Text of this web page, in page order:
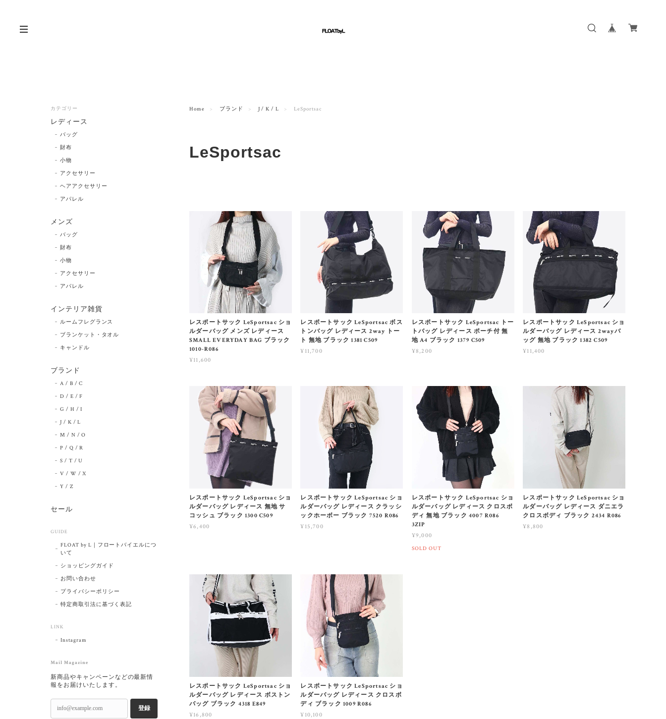
Home ブランド J / K / L LeSportsac
LeSportsac
レスポートサック LeSportsac ショ
ルダーバッグ メンズ レディース
SMALL EVERYDAY BAG ブラック
1010-R086
¥11,600
レスポートサック LeSportsac ボス
トンバッグ レディース 2way トー
ト 無地 ブラック 1381 C509
¥11,700
レスポートサック LeSportsac トー
トバッグ レディース ポーチ付 無
地 A4 ブラック 1379 C509
¥8,200
レスポートサック LeSportsac ショ
ルダーバッグ レディース 2wayバ
ッグ 無地 ブラック 1382 C509
¥11,400
レスポートサック LeSportsac ショ
ルダーバッグ レディース 無地 サ
コッシュ ブラック 1300 C509
¥6,400
レスポートサック LeSportsac ショ
ルダーバッグ レディース クラッシ
ックホーボー ブラック 7520 R086
¥15,700
レスポートサック LeSportsac ショ
ルダーバッグ レディース クロスボ
ディ 無地 ブラック 4007 R086
3ZIP
¥9,000
SOLD OUT
レスポートサック LeSportsac ショ
ルダーバッグ レディース ダニエラ
クロスボディ ブラック 2434 R086
¥8,800
レスポートサック LeSportsac ショ
ルダーバッグ レディース ボストン
バッグ ブラック 4318 E849
¥16,800
レスポートサック LeSportsac ショ
ルダーバッグ レディース クロスボ
ディ ブラック 1009 R086
¥10,100
カテゴリー
レディース
バッグ
財布
小物
アクセサリー
ヘアアクセサリー
アパレル
メンズ
バッグ
財布
小物
アクセサリー
アパレル
インテリア雑貨
ルームフレグランス
ブランケット・タオル
キャンドル
ブランド
A / B / C
D / E / F
G / H / I
J / K / L
M / N / O
P / Q / R
S / T / U
V / W / X
Y / Z
セール
GUIDE
FLOAT by L｜フロートバイエルにつ
いて
ショッピングガイド
お問い合わせ
プライバシーポリシー
特定商取引法に基づく表記
LINK
Instagram
Mail Magazine
新商品やキャンペーンなどの最新情
報をお届けいたします。
登録